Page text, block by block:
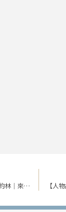
【人物故事】王約林｜來臺灣 是我最大的福氣